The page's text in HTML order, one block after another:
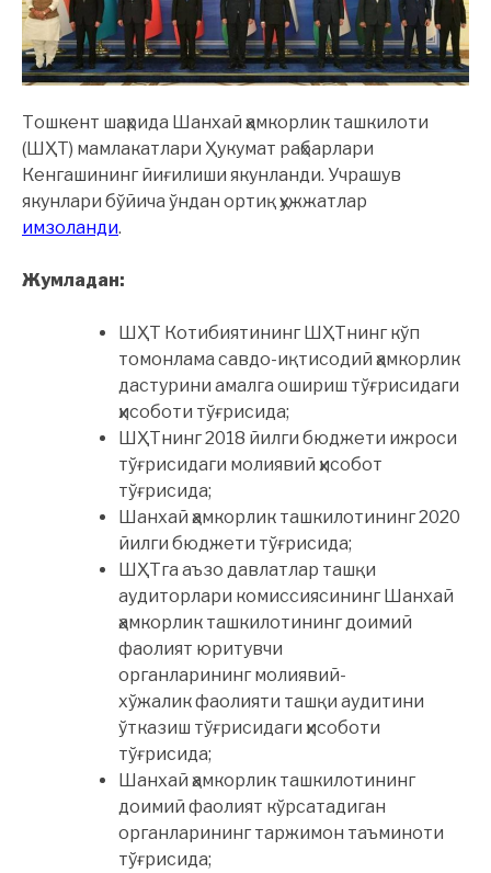
Тошкент шаҳрида Шанхай ҳамкорлик ташкилоти
(ШҲТ) мамлакатлари Ҳукумат раҳбарлари
Кенгашининг йиғилиши якунланди. Учрашув
якунлари бўйича ўндан ортиқ ҳужжатлар
имзоланди.
Жумладан:
ШҲТ Котибиятининг ШҲТнинг кўп
томонлама савдо-иқтисодий ҳамкорлик
дастурини амалга ошириш тўғрисидаги
ҳисоботи тўғрисида;
ШҲТнинг 2018 йилги бюджети ижроси
тўғрисидаги молиявий ҳисобот
тўғрисида;
Шанхай ҳамкорлик ташкилотининг 2020
йилги бюджети тўғрисида;
ШҲТга аъзо давлатлар ташқи
аудиторлари комиссиясининг Шанхай
ҳамкорлик ташкилотининг доимий
фаолият юритувчи
органларининг молиявий-
хўжалик фаолияти ташқи аудитини
ўтказиш тўғрисидаги ҳисоботи
тўғрисида;
Шанхай ҳамкорлик ташкилотининг
доимий фаолият кўрсатадиган
органларининг таржимон таъминоти
тўғрисида;